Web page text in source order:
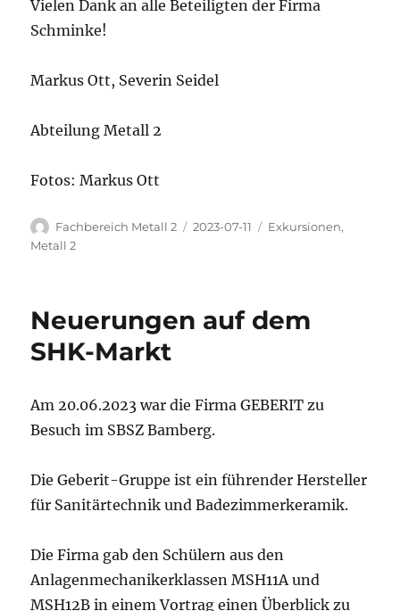
Vielen Dank an alle Beteiligten der Firma
Schminke!
Markus Ott, Severin Seidel
Abteilung Metall 2
Fotos: Markus Ott
Autor
Fachbereich Metall 2
Veröffentlicht
2023-07-11 Kategorien
Exkursionen,
Metall 2
Neuerungen auf dem
SHK-Markt
Am 20.06.2023 war die Firma GEBERIT zu
Besuch im SBSZ Bamberg.
Die Geberit-Gruppe ist ein führender Hersteller
für Sanitärtechnik und Badezimmerkeramik.
Die Firma gab den Schülern aus den
Anlagenmechanikerklassen MSH11A und
MSH12B in einem Vortrag einen Überblick zu